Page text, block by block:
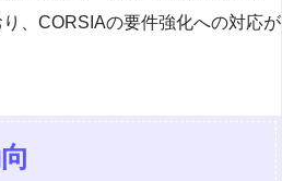
、CORSIAの要件強化への対応が